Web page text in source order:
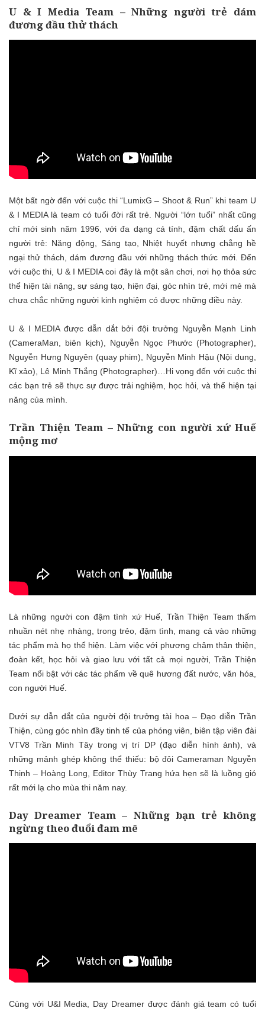
U & I Media Team – Những người trẻ dám
đương đầu thử thách
Một bất ngờ đến với cuộc thi “LumixG – Shoot & Run”khi team U
& I MEDIA là team có tuổi đời rất trẻ. Người “lớn tuổi”nhất cũng
chỉ mớisinh năm 1996, với đa dạng cá tính, đậm chất dấu ấn
người trẻ: Năng động, Sáng tạo, Nhiệt huyết nhưng chẳng hề
ngại thử thách, dám đương đầu với những thách thức mới. Đến
với cuộc thi, U & I MEDIA coi đây là một sân chơi, nơi họ thỏa sức
thể hiện tài năng, sự sáng tạo, hiện đại, góc nhìn trẻ, mới mẻ mà
chưa chắc những người kinh nghiệm có được những điều này.
U & I MEDIA được dẫn dắt bởi đội trưởng Nguyễn Mạnh Linh
(CameraMan, biên kịch), Nguyễn Ngọc Phước (Photographer),
Nguyễn Hưng Nguyên (quay phim), Nguyễn Minh Hậu (Nội dung,
Kĩ xảo), Lê Minh Thắng (Photographer)…Hi vọng đến với cuộc thi
các bạn trẻ sẽ thực sự được trải nghiệm, học hỏi, và thể hiện tại
năng của mình.
Trần Thiện Team – Những con người xứ Huế
mộng mơ
Là những người con đậm tình xứ Huế, Trần Thiện Team thấm
nhuần nét nhẹ nhàng, trong trẻo, đậm tình, mang cả vào những
tác phẩm mà họ thể hiện. Làm việc với phương châm thân thiện,
đoàn kết, học hỏi và giao lưu với tất cả mọi người, Trần Thiện
Team nổi bật với các tác phẩm về quê hương đất nước, văn hóa,
con người Huế.
Dưới sự dẫn dắt của ngườiđội trưởng tài hoa – Đạo diễn Trần
Thiện, cùng góc nhìn đầy tinh tế của phóng viên, biên tập viên đài
VTV8 Trần Minh Tây trong vị trí DP (đạo diễn hình ảnh) , và
những mảnh ghép không thể thiếu: bộ đôi Cameraman Nguyễn
Thịnh – Hoàng Long, Editor Thùy Trang hứa hẹn sẽ là luồng gió
rất mới lạ cho mùa thi năm nay.
Day Dreamer Team – Những bạn trẻ không
ngừng theo đuổi đam mê
Cùng với U&I Media, Day Dreamer được đánh giá team có tuổi